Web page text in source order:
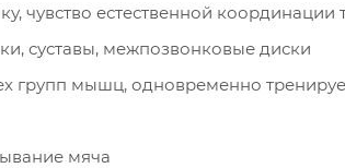
чувство естественной координации
суставы, межпозвонковые диски
групп мышц, одновременно
мяча